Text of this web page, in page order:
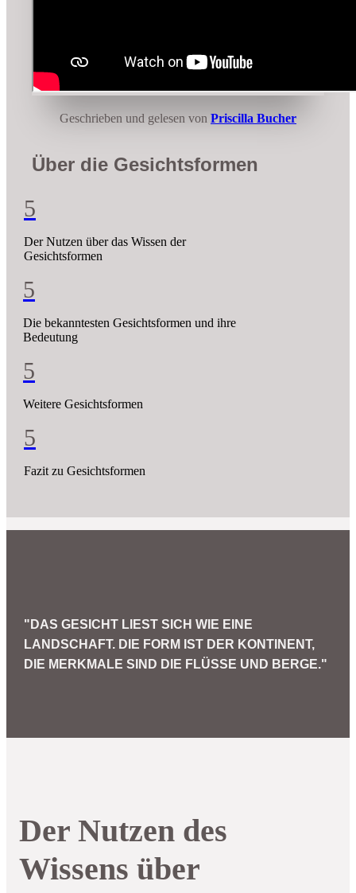
Geschrieben und gelesen von Priscilla Bucher
Über die Gesichtsformen
5
Der Nutzen über das Wissen der
Gesichtsformen
5
Die bekanntesten Gesichtsformen und ihre
Bedeutung
5
Weitere Gesichtsformen
5
Fazit zu Gesichtsformen
"DAS GESICHT LIEST SICH WIE EINE
LANDSCHAFT. DIE FORM IST DER KONTINENT,
DIE MERKMALE SIND DIE FLÜSSE UND BERGE."
Der Nutzen des
Wissens über